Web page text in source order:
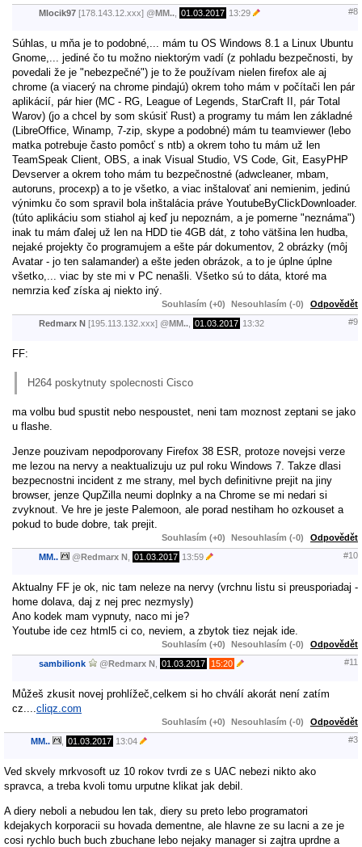
Mlocik97 [178.143.12.xxx] @MM.. 01.03.2017 13:29 #8
Súhlas, u mňa je to podobné,... mám tu OS Windows 8.1 a Linux Ubuntu
Gnome,... jediné čo tu možno niektorým vadí (z pohladu bezpečnosti, by
povedali že je "nebezpečné") je to že používam nielen firefox ale aj
chrome (a viacerý na chrome pindajú) okrem toho mám v počítači len pár
aplikácií, pár hier (MC - RG, League of Legends, StarCraft II, pár Total
Warov) (jo a chcel by som skúsiť Rust) a programy tu mám len základné
(LibreOffice, Winamp, 7-zip, skype a podobné) mám tu teamviewer (lebo
matka potrebuje často pomôcť s ntb) a okrem toho tu mám už len
TeamSpeak Client, OBS, a inak Visual Studio, VS Code, Git, EasyPHP
Devserver a okrem toho mám tu bezpečnostné (adwcleaner, mbam,
autoruns, procexp) a to je všetko, a viac inštalovať ani nemienim, jedinú
výnimku čo som spravil bola inštalácia práve YoutubeByClickDownloader.
(túto aplikáciu som stiahol aj keď ju nepoznám, a je pomerne "neznáma")
inak tu mám ďalej už len na HDD tie 4GB dát, z toho vätšina len hudba,
nejaké projekty čo programujem a ešte pár dokumentov, 2 obrázky (môj
Avatar - jo ten salamander) a ešte jeden obrázok, a to je úplne úplne
všetko,... viac by ste mi v PC nenašli. Všetko sú to dáta, ktoré ma
nemrzia keď získa aj niekto iný.
Souhlasím (+0) Nesouhlasím (-0) Odpovědět
Redmarx N [195.113.132.xxx] @MM.. 01.03.2017 13:32 #9
FF:
H264 poskytnuty spolecnosti Cisco
ma volbu bud spustit nebo nespoustet, neni tam moznost zeptani se jako
u flashe.
Jenze pouzivam nepodporovany Firefox 38 ESR, protoze novejsi verze
me lezou na nervy a neaktualizuju uz pul roku Windows 7. Takze dlasi
bezpecnostni incident z me strany, mel bych definitivne prejit na jiny
browser, jenze QupZilla neumi doplnky a na Chrome se mi nedari si
zvyknout. Ve hre je jeste Palemoon, ale porad nestiham ho ozkouset a
pokud to bude dobre, tak prejit.
Souhlasím (+0) Nesouhlasím (-0) Odpovědět
MM.. @Redmarx N 01.03.2017 13:59 #10
Aktualny FF je ok, nic tam neleze na nervy (vrchnu listu si preusporiadaj -
home dolava, daj z nej prec nezmysly)
Ano kodek mam vypnuty, naco mi je?
Youtube ide cez html5 ci co, neviem, a zbytok tiez nejak ide.
Souhlasím (+0) Nesouhlasím (-0) Odpovědět
sambilionk @Redmarx N 01.03.2017 15:20 #11
Můžeš zkusit novej prohlížeč,celkem si ho chválí akorát není zatím
cz.... cliqz.com
Souhlasím (+0) Nesouhlasím (-0) Odpovědět
MM.. 01.03.2017 13:04 #3
Ved skvely mrkvosoft uz 10 rokov tvrdi ze s UAC nebezi nikto ako
spravca, a treba kvoli tomu urputne klikat jak debil.
A diery neboli a nebudou len tak, diery su preto lebo programatori
kdejakych korporacii su hovada dementne, ale hlavne ze su lacni a ze je
cosi rychlo buch buch zbuchane lebo nejaky manager si zajtra uprdne a